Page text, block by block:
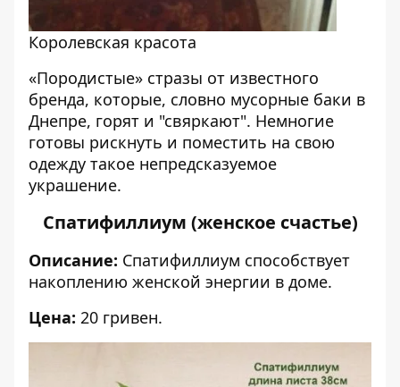
Королевская красота
«Породистые» стразы от известного
бренда, которые, словно мусорные баки в
Днепре, горят и "свяркают". Немногие
готовы рискнуть и поместить на свою
одежду такое непредсказуемое
украшение.
Спатифиллиум (женское счастье)
Описание: Спатифиллиум способствует
накоплению женской энергии в доме.
Цена: 20 гривен.